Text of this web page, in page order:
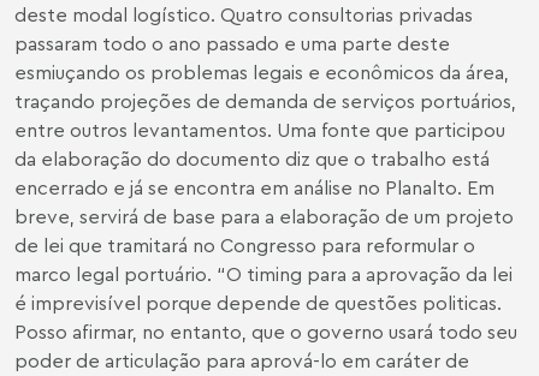
deste modal logístico. Quatro consultorias privadas
passaram todo o ano passado e uma parte deste
esmiuçando os problemas legais e econômicos da área,
traçando projeções de demanda de serviços portuários,
entre outros levantamentos. Uma fonte que participou
da elaboração do documento diz que o trabalho está
encerrado e já se encontra em análise no Planalto. Em
breve, servirá de base para a elaboração de um projeto
de lei que tramitará no Congresso para reformular o
marco legal portuário. “O timing para a aprovação da lei
é imprevisível porque depende de questões politicas.
Posso afirmar, no entanto, que o governo usará todo seu
poder de articulação para aprová-lo em caráter de